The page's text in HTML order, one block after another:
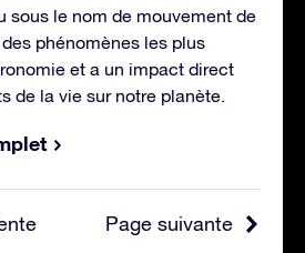
sous le nom de mouvement de
phénomènes les plus
et a un impact direct
de la vie sur notre planète.
Page suivante